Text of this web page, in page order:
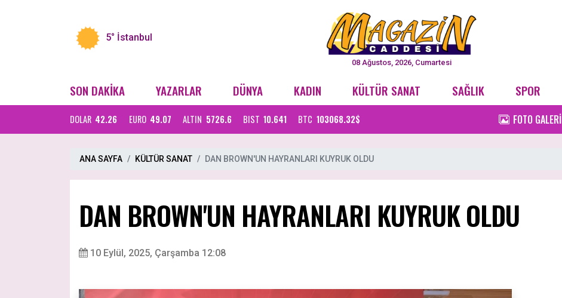
5° İstanbul
08 Ağustos, 2026, Cumartesi
SON DAKİKA YAZARLAR DÜNYA KADIN KÜLTÜR SANAT SAĞLIK SPOR
DOLAR 42.26 EURO 49.07 ALTIN 5726.6 BIST 10.641 BTC 103068.32$ FOTO GALERİ
ANA SAYFA KÜLTÜR SANAT DAN BROWN'UN HAYRANLARI KUYRUK OLDU
DAN BROWN'UN HAYRANLARI KUYRUK OLDU
10 Eylül, 2025, Çarşamba 12:08